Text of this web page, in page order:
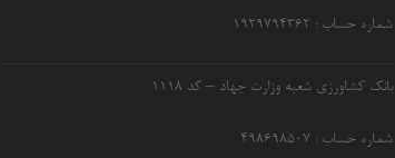
شماره حساب : ۱۹۲۹۷۹۴۳۶۲
بانک کشاورزی شعبه وزارت جهاد – کد 1118
شماره حساب : ۴۹۸۶۹۸۵۰۷